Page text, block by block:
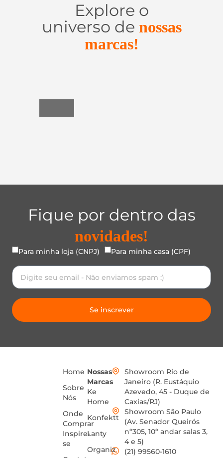
Explore o
universo de nossas
marcas!
Fique por dentro das
novidades!
Para minha loja (CNPJ) Para minha casa (CPF)
Se inscrever
Home
Sobre
Nós
Onde
Comprar
Inspire-
se
Nossas
Marcas
Ke
Home
Konfektt
Lanty
Organiz
Showroom Rio de
Janeiro (R. Eustáquio
Azevedo, 45 - Duque de
Caxias/RJ)
Showroom São Paulo
(Av. Senador Queirós
nº305, 10º andar salas 3,
4 e 5)
(21) 99560-1610